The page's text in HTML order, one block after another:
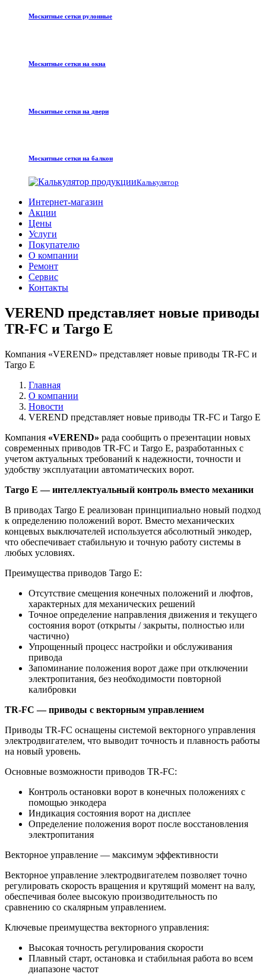
Москитные сетки рулонные
Москитные сетки на окна
Москитные сетки на двери
Москитные сетки на балкон
Калькулятор
Интернет-магазин
Акции
Цены
Услуги
Покупателю
О компании
Ремонт
Сервис
Контакты
VEREND представляет новые приводы
TR-FC и Targo E
Компания «VEREND» представляет новые приводы TR-FC и
Targo E
Главная
О компании
Новости
VEREND представляет новые приводы TR-FC и Targo E
Компания «VEREND» рада сообщить о презентации новых
современных приводов TR-FC и Targo E, разработанных с
учетом актуальных требований к надежности, точности и
удобству эксплуатации автоматических ворот.
Targo E — интеллектуальный контроль вместо механики
В приводах Targo E реализован принципиально новый подход
к определению положений ворот. Вместо механических
концевых выключателей используется абсолютный энкодер,
что обеспечивает стабильную и точную работу системы в
любых условиях.
Преимущества приводов Targo E:
Отсутствие смещения конечных положений и люфтов,
характерных для механических решений
Точное определение направления движения и текущего
состояния ворот (открыты / закрыты, полностью или
частично)
Упрощенный процесс настройки и обслуживания
привода
Запоминание положения ворот даже при отключении
электропитания, без необходимости повторной
калибровки
TR-FC — приводы с векторным управлением
Приводы TR-FC оснащены системой векторного управления
электродвигателем, что выводит точность и плавность работы
на новый уровень.
Основные возможности приводов TR-FC:
Контроль остановки ворот в конечных положениях с
помощью энкодера
Индикация состояния ворот на дисплее
Определение положения ворот после восстановления
электропитания
Векторное управление — максимум эффективности
Векторное управление электродвигателем позволяет точно
регулировать скорость вращения и крутящий момент на валу,
обеспечивая более высокую производительность по
сравнению со скалярным управлением.
Ключевые преимущества векторного управления:
Высокая точность регулирования скорости
Плавный старт, остановка и стабильная работа во всем
диапазоне частот